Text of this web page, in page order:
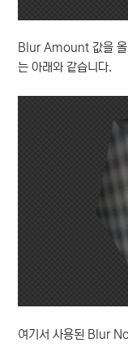
Blur Amount 값을 올
는 아래와 같습니다.
여기서 사용된 Blur